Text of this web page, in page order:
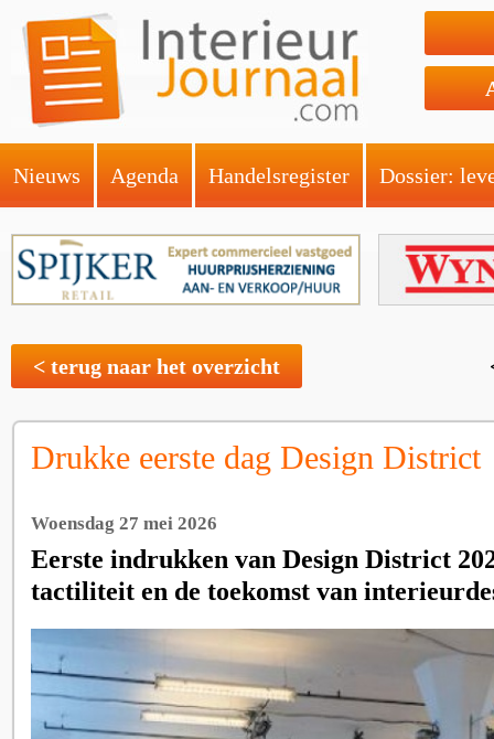
Nieuws Agenda Handelsregister Dossier:
< terug naar het overzicht
Drukke eerste dag Design District
Woensdag 27 mei 2026
Eerste indrukken van Design District
tactiliteit en de toekomst van